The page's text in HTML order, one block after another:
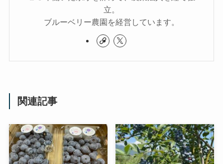
立。
ブルーベリー農園を経営しています。
関連記事